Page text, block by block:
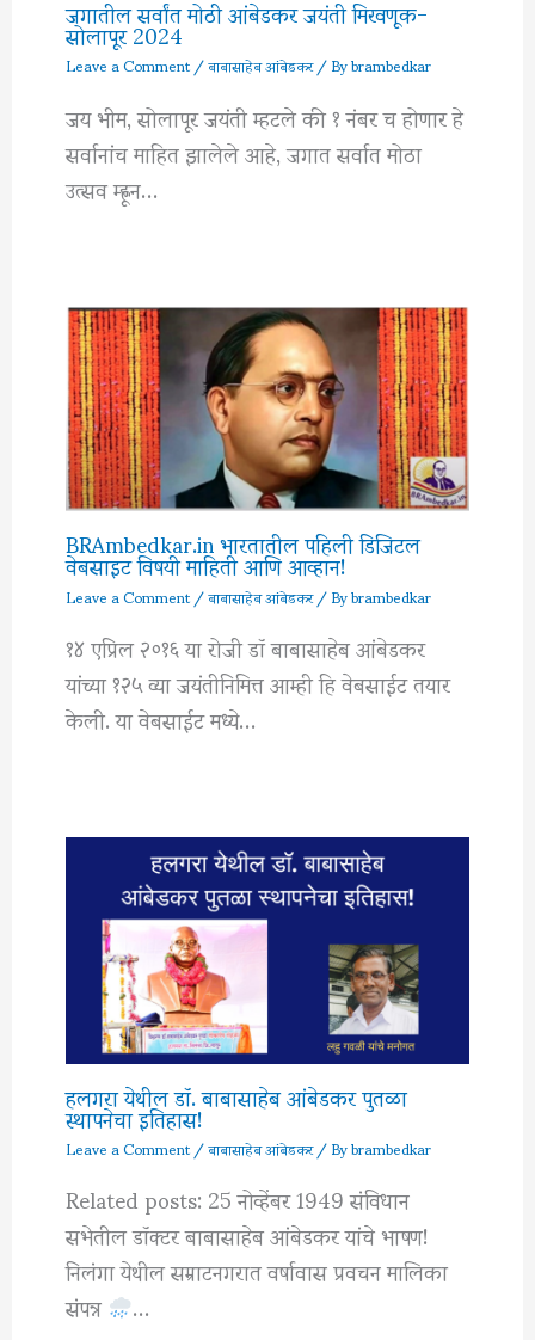
सोलापूर 2024
Leave a Comment/बाबासाहेब आंबेडकर/ Bybrambedkar
जय भीम, सोलापूर जयंती म्हटले की १ नंबर च होणार हे
सर्वानांच माहित झालेले आहे, जगात सर्वात मोठा
उत्सव म्ह्णून…
BRAmbedkar.in भारतातील पहिली डिजिटल
वेबसाइट विषयी माहिती आणि आव्हान!
Leave a Comment/बाबासाहेब आंबेडकर/ Bybrambedkar
१४ एप्रिल २०१६ या रोजी डॉ बाबासाहेब आंबेडकर
यांच्या १२५ व्या जयंतीनिमित्त आम्ही हि वेबसाईट तयार
केली. या वेबसाईट मध्ये…
हलगरा येथील डॉ. बाबासाहेब आंबेडकर पुतळा
स्थापनेचा इतिहास!
Leave a Comment/बाबासाहेब आंबेडकर/ Bybrambedkar
Related posts: 25 नोव्हेंबर 1949 संविधान
सभेतील डॉक्टर बाबासाहेब आंबेडकर यांचे भाषण!
निलंगा येथील सम्राटनगरात वर्षावास प्रवचन मालिका
संपन्न …